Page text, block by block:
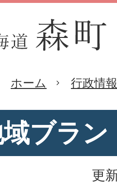
ホーム 行政情報
ブラン
更